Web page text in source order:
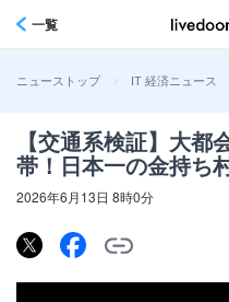
一覧
ニューストップ > IT 経済ニュース
【交通系検証】大
帯！日本一の金持ち
2026年6月13日 8時0分